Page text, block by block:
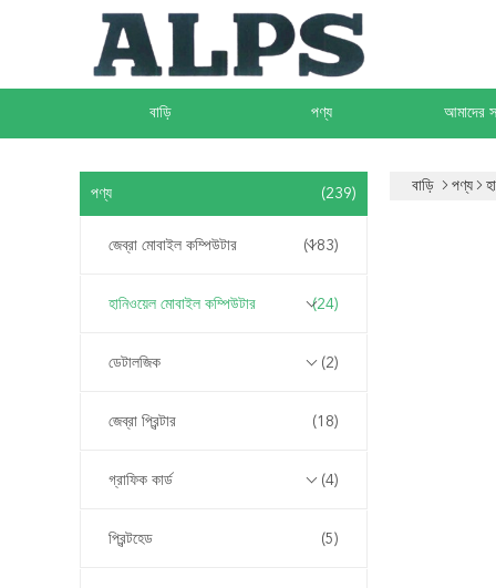
বাড়ি পণ্য আমাদের
পণ্য (239)
জেব্রা মোবাইল কম্পিউটার (183)
হানিওয়েল মোবাইল কম্পিউটার (24)
ডেটালজিক (2)
জেব্রা প্রিন্টার (18)
গ্রাফিক কার্ড (4)
প্রিন্টহেড (5)
বাড়ি পণ্য